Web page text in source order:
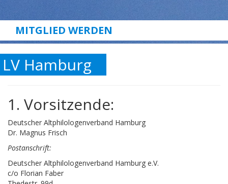
MITGLIED WERDEN
LV Hamburg
1. Vorsitzende:
Deutscher Altphilologenverband Hamburg
Dr. Magnus Frisch
Postanschrift:
Deutscher Altphilologenverband Hamburg e.V.
c/o Florian Faber